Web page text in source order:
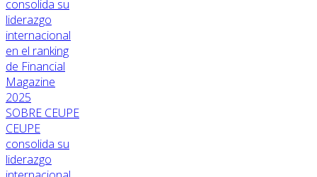
SOBRE CEUPE
CEUPE
consolida su
liderazgo